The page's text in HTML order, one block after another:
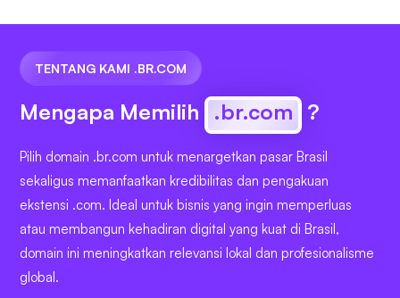
TENTANG KAMI .BR.COM
Mengapa Memilih .br.com ?
Pilih domain .br.com untuk menargetkan pasar Brasil
sekaligus memanfaatkan kredibilitas dan pengakuan
ekstensi .com. Ideal untuk bisnis yang ingin memperluas
atau membangun kehadiran digital yang kuat di Brasil,
domain ini meningkatkan relevansi lokal dan profesionalisme
global.